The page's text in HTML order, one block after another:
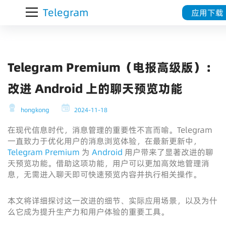
Telegram 应用下载
Telegram Premium（电报高级版）：
改进 Android 上的聊天预览功能
hongkong 2024-11-18
在现代信息时代，消息管理的重要性不言而喻。Telegram
一直致力于优化用户的消息浏览体验，在最新更新中，
Telegram Premium 为 Android 用户带来了显著改进的聊
天预览功能。借助这项功能，用户可以更加高效地管理消
息，无需进入聊天即可快速预览内容并执行相关操作。
本文将详细探讨这一改进的细节、实际应用场景，以及为什
么它成为提升生产力和用户体验的重要工具。